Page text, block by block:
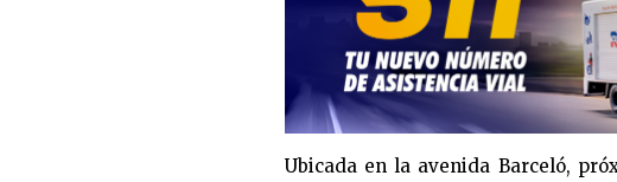
Ubicada en la avenida Barceló,